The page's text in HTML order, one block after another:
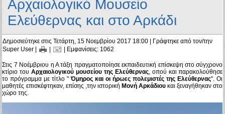
Αρχαιολογικό Μουσείο
Ελεύθερνας και στο Αρκάδι
Δημοσιεύτηκε στις Τετάρτη, 15 Νοεμβρίου 2017 18:00 | Γράφτηκε από τον/την
Super User | | | Εμφανίσεις: 1062
Στις 7 Νοέμβριου η Α τάξη πραγματοποίησε εκπαιδευτική επίσκεψη στο σύγχρονο
κτίριο τουΑρχαιολογικού μουσείου της Ελεύθερνας, οπού και παρακολούθησε
το πρόγραμμα με τίτλο "Όμηρος και οι ήρωες πολεμιστές της Ελεύθερνας". Οι
μαθητές επισκέφτηκαν, επίσης ,την ιστορικήΜονή Αρκάδιου και ξεναγήθηκαν στο
χώρο της.